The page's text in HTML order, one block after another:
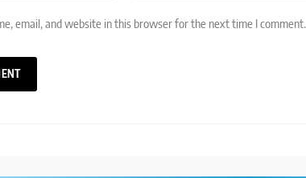
email, and website in this browser for the next time I comment.